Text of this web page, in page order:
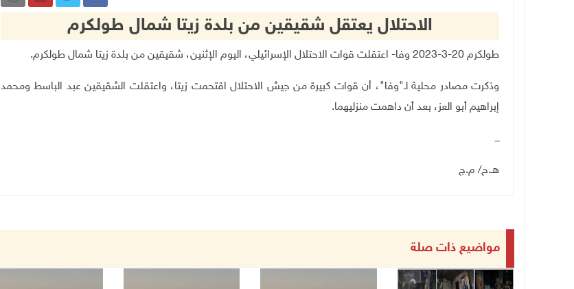
الاحتلال يعتقل شقيقين من بلدة زيتا شمال طولكرم
طولكرم 20-3-2023 وفا- اعتقلت قوات الاحتلال الإسرائيلي، اليوم الإثنين، شقيقين من بلدة زيتا شمال طولكرم.
وذكرت مصادر محلية لـ"وفا"، أن قوات كبيرة من جيش الاحتلال اقتحمت زيتا، واعتقلت الشقيقين عبد الباسط ومحمد
إبراهيم أبو العز، بعد أن داهمت منزليهما.
ـــ
هـ.ح/ م.ج
مواضيع ذات صلة